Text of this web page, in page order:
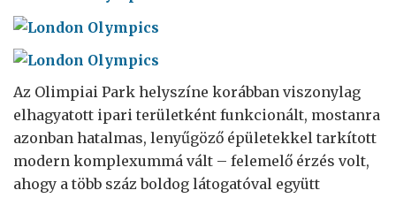
Az Olimpiai Park helyszíne korábban viszonylag
elhagyatott ipari területként funkcionált, mostanra
azonban hatalmas, lenyűgöző épületekkel tarkított
modern komplexummá vált – felemelő érzés volt,
ahogy a több száz boldog látogatóval együtt